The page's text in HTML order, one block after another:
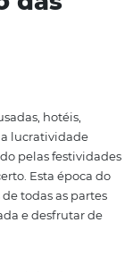
e
pousadas,
a